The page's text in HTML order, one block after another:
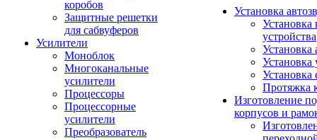
коробов
Защитные решетки
для сабвуферов
Усилители
Моноблок
Многоканальные
усилители
Процессоры
Процессорные
усилители
Преобразователь
Установка
Установка
устройства
Установка
Установка
Установка
Протяжка
Изготовление
корпусов и